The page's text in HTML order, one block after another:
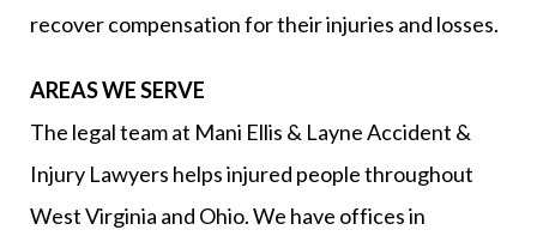
recover compensation for their injuries and losses.
AREAS WE SERVE
The legal team at Mani Ellis & Layne Accident &
Injury Lawyers helps injured people throughout
West Virginia and Ohio. We have offices in